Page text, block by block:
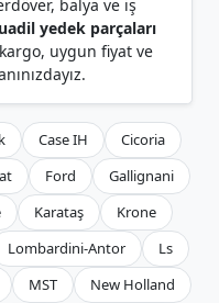
balya ve iş
yedek parçaları
uygun fiyat ve
Case IH
Cicoria
Ford
Gallignani
Karataş
Krone
Lombardini-Antor
Ls
MST
New Holland